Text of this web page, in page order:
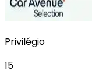
Privilégio
15